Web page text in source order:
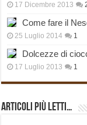
17 Dicembre 2013
Come fare il
25 Luglio 2014 1
Dolcezze di
17 Luglio 2013 1
Articoli più Letti…